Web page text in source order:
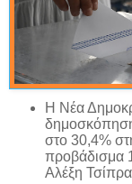
Η Νέα
στο 30,4%
προβάδισμα
Αλέξη